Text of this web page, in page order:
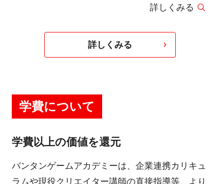
・RAGE SUPER MATCH カメラ・配信業務
・RAGE STREET FIGHTER カメラ・配信業務
詳しくみる
詳しくみる
学費について
学費以上の価値を還元
バンタンゲームアカデミーは、企業連携カリキュ
ラムや現役クリエイター講師の直接指導等、より